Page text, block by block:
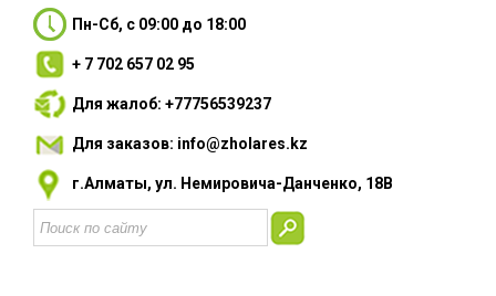
Пн-Сб, с 09:00 до 18:00
+ 7 702 657 02 95
Для жалоб: +77756539237
Для заказов: info@zholares.kz
г.Алматы, ул. Немировича-Данченко, 18В